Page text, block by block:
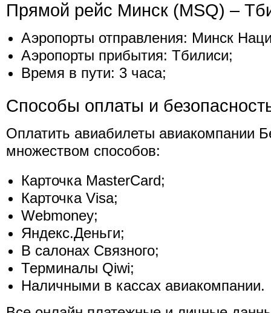
Прямой рейс Минск (MSQ) –
Аэропорты отправления: Минск
Аэропорты прибытия: Тбилиси;
Время в пути: 3 часа;
Способы оплаты и
Оплатить авиабилеты авиакомпании
множеством способов:
Карточка MasterCard;
Карточка Visa;
Webmoney;
Яндекс.Деньги;
В салонах Связного;
Терминалы Qiwi;
Наличными в кассах авиакомпании.